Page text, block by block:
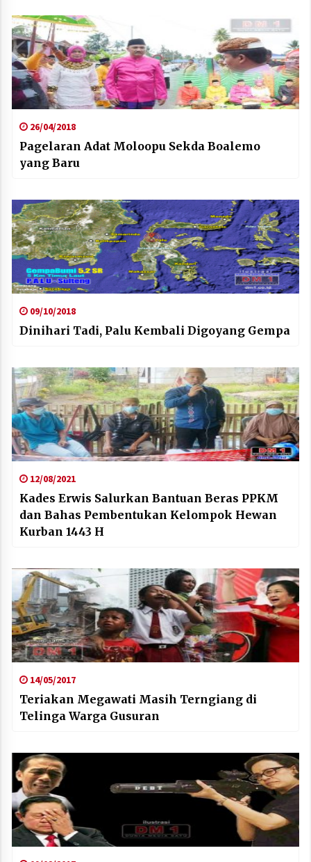
26/04/2018
Pagelaran Adat Moloopu Sekda Boalemo
yang Baru
09/10/2018
Dinihari Tadi, Palu Kembali Digoyang Gempa
12/08/2021
Kades Erwis Salurkan Bantuan Beras PPKM
dan Bahas Pembentukan Kelompok Hewan
Kurban 1443 H
14/05/2017
Teriakan Megawati Masih Terngiang di
Telinga Warga Gusuran